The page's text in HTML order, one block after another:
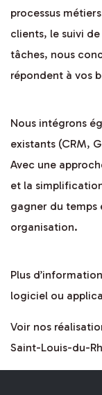
processus
clients, le suivi
tâches, nous
répondent à vos
Nous intégrons
existants (CRM,
Avec une
et la
gagner du temps
organisation.
Plus
logiciel ou
Voir nos
Saint-Louis-du-